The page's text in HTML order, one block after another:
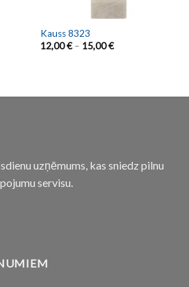
Kauss 8323
12,00€– 15,00€
uzņēmums, kas sniedz pilnu
servisu.